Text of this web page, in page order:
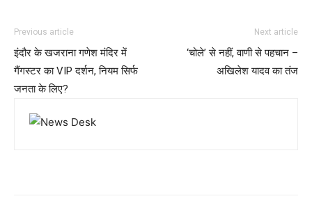
Previous article
इंदौर के खजराना गणेश मंदिर में
गैंगस्टर का VIP दर्शन, नियम सिर्फ
जनता के लिए?
Next article
‘चोले’ से नहीं, वाणी से पहचान –
अखिलेश यादव का तंज